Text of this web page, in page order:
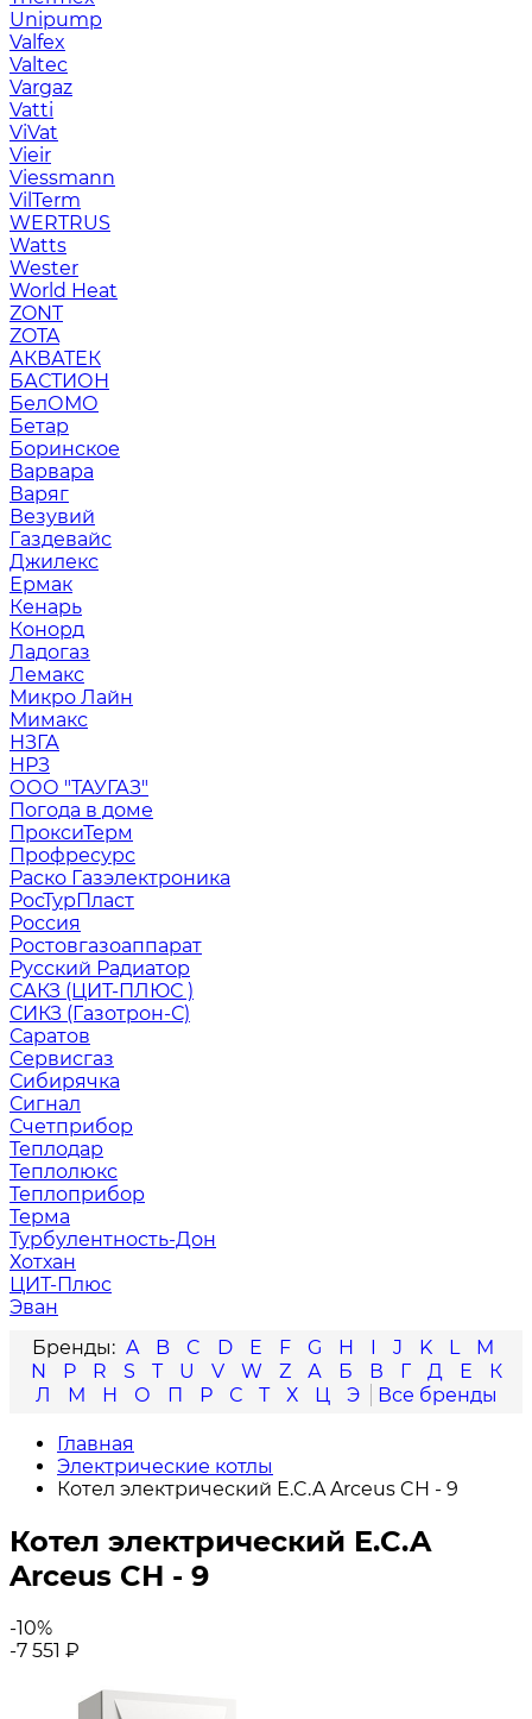
Unipump
Valfex
Valtec
Vargaz
Vatti
ViVat
Vieir
Viessmann
VilTerm
WERTRUS
Watts
Wester
World Heat
ZONT
ZOTA
АКВАТЕК
БАСТИОН
БелОМО
Бетар
Боринское
Варвара
Варяг
Везувий
Газдевайс
Джилекс
Ермак
Кенарь
Конорд
Ладогаз
Лемакс
Микро Лайн
Мимакс
НЗГА
НРЗ
ООО "ТАУГАЗ"
Погода в доме
ПроксиТерм
Профресурс
Раско Газэлектроника
РосТурПласт
Россия
Ростовгазоаппарат
Русский Радиатор
САКЗ (ЦИТ-ПЛЮС )
СИКЗ (Газотрон-С)
Саратов
Сервисгаз
Сибирячка
Сигнал
Счетприбор
Теплодар
Теплолюкс
Теплоприбор
Терма
Турбулентность-Дон
Хотхан
ЦИТ-Плюс
Эван
A
B C D E F G H I J K L
M
N
P R S T U V W Z А Б В Г Д Е
К
Л
М Н О П Р С Т Х Ц Э
Главная
Электрические котлы
Котел электрический E.C.A Arceus CH - 9
Котел электрический E.C.A
Arceus CH - 9
-10%
-7 551 ₽